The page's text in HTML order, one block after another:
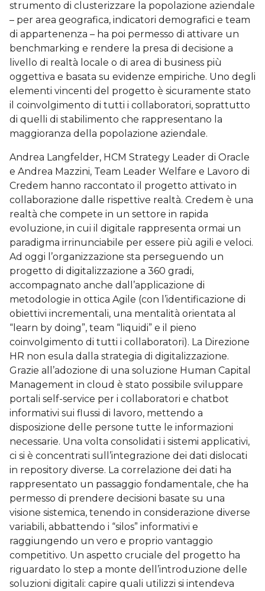
strumento di clusterizzare la popolazione aziendale
– per area geografica, indicatori demografici e team
di appartenenza – ha poi permesso di attivare un
benchmarking e rendere la presa di decisione a
livello di realtà locale o di area di business più
oggettiva e basata su evidenze empiriche. Uno degli
elementi vincenti del progetto è sicuramente stato
il coinvolgimento di tutti i collaboratori, soprattutto
di quelli di stabilimento che rappresentano la
maggioranza della popolazione aziendale.
Andrea Langfelder, HCM Strategy Leader di Oracle
e Andrea Mazzini, Team Leader Welfare e Lavoro di
Credem hanno raccontato il progetto attivato in
collaborazione dalle rispettive realtà. Credem è una
realtà che compete in un settore in rapida
evoluzione, in cui il digitale rappresenta ormai un
paradigma irrinunciabile per essere più agili e veloci.
Ad oggi l’organizzazione sta perseguendo un
progetto di digitalizzazione a 360 gradi,
accompagnato anche dall’applicazione di
metodologie in ottica Agile (con l’identificazione di
obiettivi incrementali, una mentalità orientata al
“learn by doing”, team “liquidi” e il pieno
coinvolgimento di tutti i collaboratori). La Direzione
HR non esula dalla strategia di digitalizzazione.
Grazie all’adozione di una soluzione Human Capital
Management in cloud è stato possibile sviluppare
portali self-service per i collaboratori e chatbot
informativi sui flussi di lavoro, mettendo a
disposizione delle persone tutte le informazioni
necessarie. Una volta consolidati i sistemi applicativi,
ci si è concentrati sull’integrazione dei dati dislocati
in repository diverse. La correlazione dei dati ha
rappresentato un passaggio fondamentale, che ha
permesso di prendere decisioni basate su una
visione sistemica, tenendo in considerazione diverse
variabili, abbattendo i “silos” informativi e
raggiungendo un vero e proprio vantaggio
competitivo. Un aspetto cruciale del progetto ha
riguardato lo step a monte dell’introduzione delle
soluzioni digitali: capire quali utilizzi si intendeva